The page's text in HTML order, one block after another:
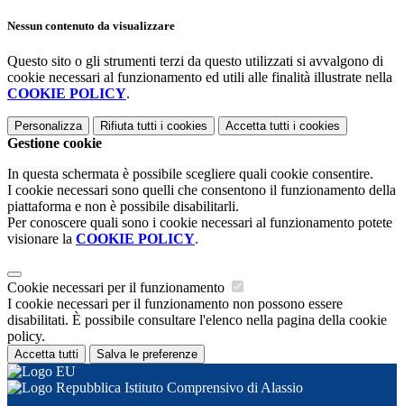
Nessun contenuto da visualizzare
Questo sito o gli strumenti terzi da questo utilizzati si avvalgono di
cookie necessari al funzionamento ed utili alle finalità illustrate nella
COOKIE POLICY.
Personalizza Rifiuta tutti i cookies Accetta tutti i cookies
Gestione cookie
In questa schermata è possibile scegliere quali cookie consentire.
I cookie necessari sono quelli che consentono il funzionamento della
piattaforma e non è possibile disabilitarli.
Per conoscere quali sono i cookie necessari al funzionamento potete
visionare la COOKIE POLICY.
Cookie necessari per il funzionamento
I cookie necessari per il funzionamento non possono essere
disabilitati. È possibile consultare l'elenco nella pagina della cookie
policy.
Accetta tutti Salva le preferenze
Istituto Comprensivo di Alassio